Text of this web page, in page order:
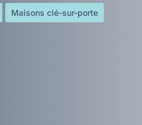
Maisons clé-sur-porte